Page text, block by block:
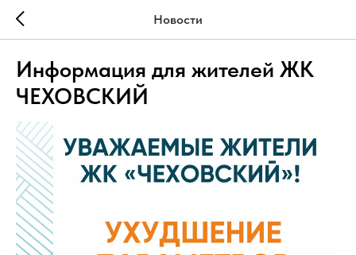
Новости
Информация для жителей ЖК
ЧЕХОВСКИЙ